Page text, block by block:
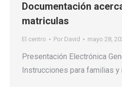
Documentación
matriculas
El centro Por David mayo 28,
Presentación Electrónica
Instrucciones para familias